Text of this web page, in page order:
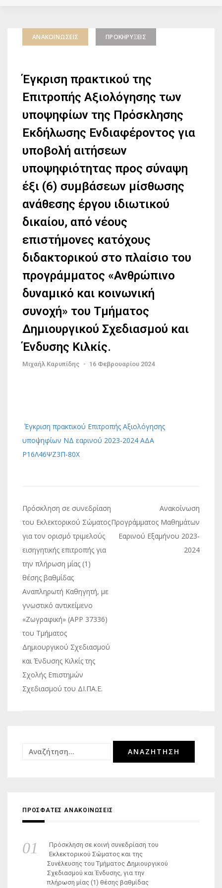
ΑΝΑΚΟΙΝΏΣΕΙΣ ΠΡΟΚΗΡΎΞΕΙΣ
Έγκριση πρακτικού της
Επιτροπής Αξιολόγησης των
υποψηφίων της Πρόσκλησης
Εκδήλωσης Ενδιαφέροντος για
υποβολή αιτήσεων
υποψηφιότητας προς σύναψη
έξι (6) συμβάσεων μίσθωσης
ανάθεσης έργου ιδιωτικού
δικαίου, από νέους
επιστήμονες κατόχους
διδακτορικού στο πλαίσιο του
προγράμματος «Ανθρώπινο
δυναμικό και κοινωνική
συνοχή» του Τμήματος
Δημιουργικού Σχεδιασμού και
Ένδυσης Κιλκίς.
Μιχαήλ Καρυπίδης - 16 Φεβρουαρίου 2024
Έγκριση πρακτικού Επιτροπής Αξιολόγησης
υποψηφίων ΝΔ εαρινού 2023-2024 ΑΔΑ
Ρ16Λ46ΨΖ3Π-80Χ
Πλοήγηση
άρθρων
Πρόσκληση σε συνεδρίαση
του Εκλεκτορικού Σώματος
για τον ορισμό τριμελούς
εισηγητικής επιτροπής για
την πλήρωση μίας (1)
θέσης βαθμίδας
Αναπληρωτή Καθηγητή, με
γνωστικό αντικείμενο
«Ζωγραφική» (APP 37336)
του Τμήματος
Δημιουργικού Σχεδιασμού
και Ένδυσης Κιλκίς της
Σχολής Επιστημών
Σχεδιασμού του ΔΙ.ΠΑ.Ε.
Ανακοίνωση
Προγράμματος Μαθημάτων
Εαρινού Εξαμήνου 2023-
2024
Αναζήτηση
ΠΡΟΣΦΑΤΕΣ ΑΝΑΚΟΙΝΩΣΕΙΣ
Πρόσκληση σε κοινή συνεδρίαση του
Εκλεκτορικού Σώματος και της
Συνέλευσης του Τμήματος Δημιουργικού
Σχεδιασμού και Ένδυσης, για την
πλήρωση μίας (1) θέσης βαθμίδας